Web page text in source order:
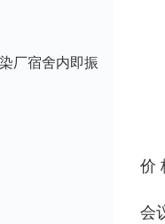
厂宿舍内即振
价
会